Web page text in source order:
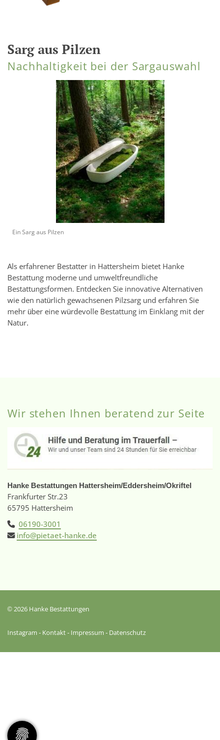
Sarg aus Pilzen
Nachhaltigkeit bei der Sargauswahl
Ein Sarg aus Pilzen
Als erfahrener Bestatter in Hattersheim bietet Hanke
Bestattung moderne und umweltfreundliche
Bestattungsformen. Entdecken Sie innovative Alternativen
wie den natürlich gewachsenen Pilzsarg und erfahren Sie
mehr über eine würdevolle Bestattung im Einklang mit der
Natur.
Wir stehen Ihnen beratend zur Seite
Hanke Bestattungen Hattersheim/Eddersheim/Okriftel
Frankfurter Str.23
65795 Hattersheim
06190-3001
info@pietaet-hanke.de
© 2026 Hanke Bestattungen
Instagram - Kontakt- Impressum - Datenschutz